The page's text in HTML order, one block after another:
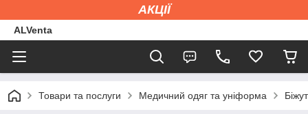
АКЦІЇ
ALVenta
Товари та послуги Медичний одяг та уніформа